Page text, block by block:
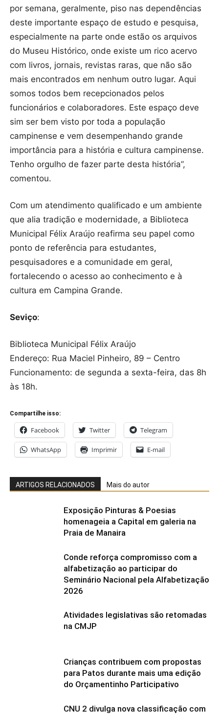
por semana, geralmente, piso nas dependências
deste importante espaço de estudo e pesquisa,
especialmente na parte onde estão os arquivos
do Museu Histórico, onde existe um rico acervo
com livros, jornais, revistas raras, que não são
mais encontrados em nenhum outro lugar. Aqui
somos todos bem recepcionados pelos
funcionários e colaboradores. Este espaço deve
sim ser bem visto por toda a população
campinense e vem desempenhando grande
importância para a história e cultura campinense.
Tenho orgulho de fazer parte desta história”,
comentou.
Com um atendimento qualificado e um ambiente
que alia tradição e modernidade, a Biblioteca
Municipal Félix Araújo reafirma seu papel como
ponto de referência para estudantes,
pesquisadores e a comunidade em geral,
fortalecendo o acesso ao conhecimento e à
cultura em Campina Grande.
Seviço:
Biblioteca Municipal Félix Araújo
Endereço: Rua Maciel Pinheiro, 89 – Centro
Funcionamento: de segunda a sexta-feira, das 8h
às 18h.
Compartilhe isso:
Facebook Twitter Telegram
WhatsApp Imprimir E-mail
ARTIGOS RELACIONADOS Mais do autor
Exposição Pinturas & Poesias
homenageia a Capital em galeria na
Praia de Manaira
Conde reforça compromisso com a
alfabetização ao participar do
Seminário Nacional pela Alfabetização
2026
Atividades legislativas são retomadas
na CMJP
Crianças contribuem com propostas
para Patos durante mais uma edição
do Orçamentinho Participativo
CNU 2 divulga nova classificação com